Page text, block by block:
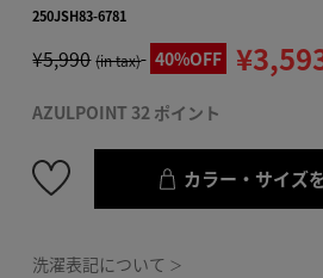
250JSH83-6781
¥5,990 (in tax) 40%OFF
AZULPOINT 32 ポイント
カラー・サイズ
洗濯表記について ＞